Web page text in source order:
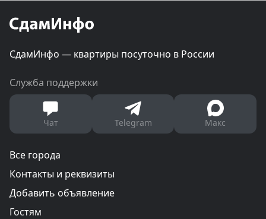
СдамИнфо — квартиры посуточно в России
Служба поддержки
Чат Telegram Макс
Все города
Контакты и реквизиты
Добавить объявление
Гостям